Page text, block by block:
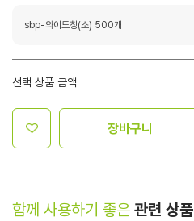
sbp-와이드창(소) 500개
선택 상품 금액
장바구니
함께 사용하기 좋은 관련 상품